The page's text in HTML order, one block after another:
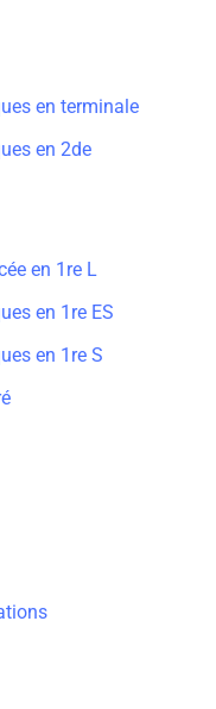
en terminale
en 2de
en 1re L
en 1re ES
en 1re S